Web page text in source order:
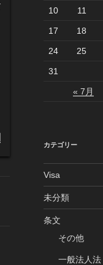
« 7月
10 11
17 18
24 25
31
カテゴリー
Visa
未分類
条文
その他
一般法人法